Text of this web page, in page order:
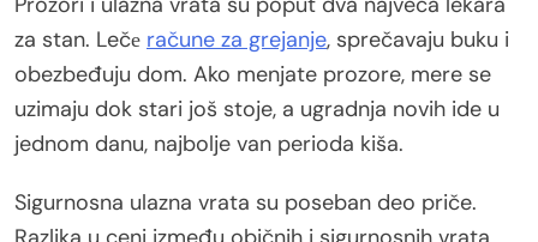
za stan. Lečе račune za grejanje, sprečavaju buku i
obezbeđuju dom. Ako menjate prozore, mere se
uzimaju dok stari još stoje, a ugradnja novih ide u
jednom danu, najbolje van perioda kiša.
Sigurnosna ulazna vrata su poseban deo priče.